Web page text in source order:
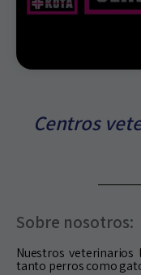
Centros
Sobre nosotros:
Nuestros
tanto perros como